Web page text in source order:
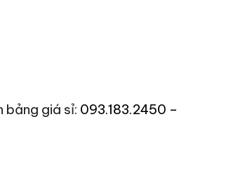
bảng giá sỉ: 093.183.2450 –